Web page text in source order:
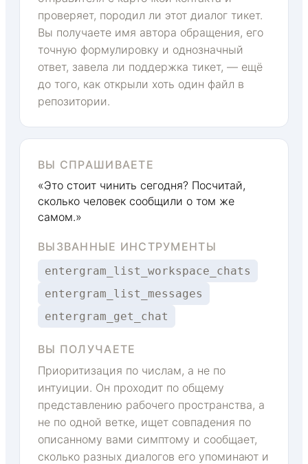
проверяет, породил ли этот диалог тикет.
Вы получаете имя автора обращения, его
точную формулировку и однозначный
ответ, завела ли поддержка тикет, — ещё
до того, как открыли хоть один файл в
репозитории.
ВЫ СПРАШИВАЕТЕ
«Это стоит чинить сегодня? Посчитай,
сколько человек сообщили о том же
самом.»
ВЫЗВАННЫЕ ИНСТРУМЕНТЫ
entergram_list_workspace_chats
entergram_list_messages
entergram_get_chat
ВЫ ПОЛУЧАЕТЕ
Приоритизация по числам, а не по
интуиции. Он проходит по общему
представлению рабочего пространства, а
не по одной ветке, ищет совпадения по
описанному вами симптому и сообщает,
сколько разных диалогов его упоминают и